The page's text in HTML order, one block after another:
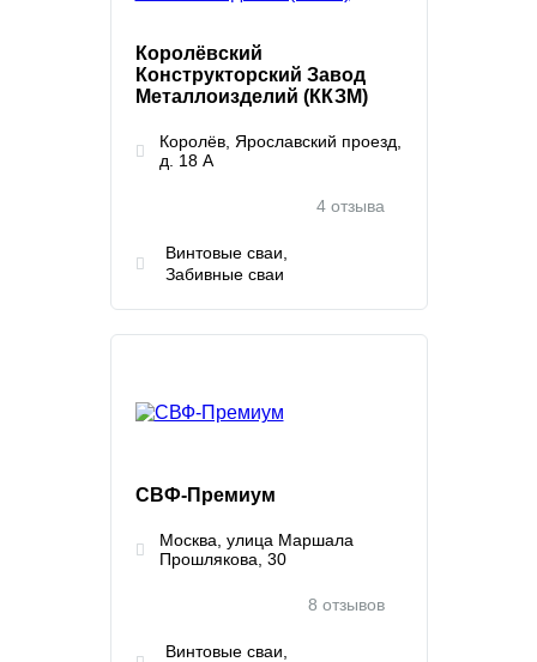
Королёвский
Конструкторский Завод
Металлоизделий (ККЗМ)
Королёв, Ярославский проезд,
д. 18 А
4 отзыва
Винтовые сваи
Забивные сваи
СВФ-Премиум
Москва, улица Маршала
Прошлякова, 30
8 отзывов
Винтовые сваи